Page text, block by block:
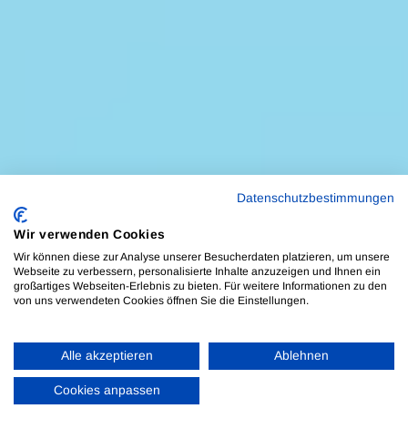
Datenschutzbestimmungen
Wir verwenden Cookies
Wir können diese zur Analyse unserer Besucherdaten platzieren, um unsere
Webseite zu verbessern, personalisierte Inhalte anzuzeigen und Ihnen ein
großartiges Webseiten-Erlebnis zu bieten. Für weitere Informationen zu den
von uns verwendeten Cookies öffnen Sie die Einstellungen.
Alle akzeptieren Ablehnen
Cookies anpassen